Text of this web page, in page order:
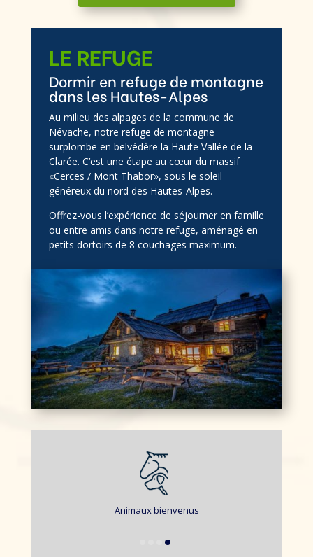
LE REFUGE
Dormir en refuge de montagne
dans les Hautes-Alpes
Au milieu des alpages de la commune de
Névache, notre refuge de montagne
surplombe en belvédère la Haute Vallée de la
Clarée. C’est une étape au cœur du massif
«Cerces / Mont Thabor», sous le soleil
généreux du nord des Hautes-Alpes.
Offrez-vous l’expérience de séjourner en famille
ou entre amis dans notre refuge, aménagé en
petits dortoirs de 8 couchages maximum.
Restauration traditionnelle